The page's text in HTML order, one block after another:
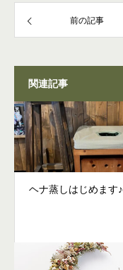
前の記事
関連記事
ヘナ蒸しはじめます♪